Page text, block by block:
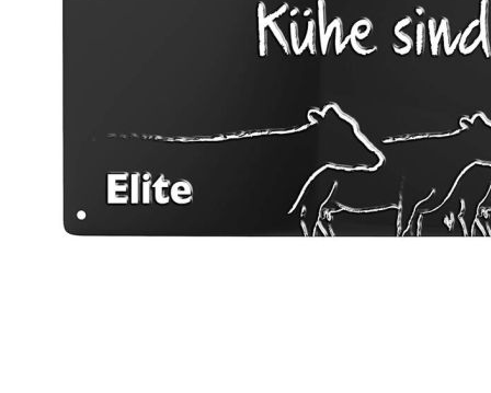
Artikelnr.
080611
hochwertiges Blechschild
Zuhause